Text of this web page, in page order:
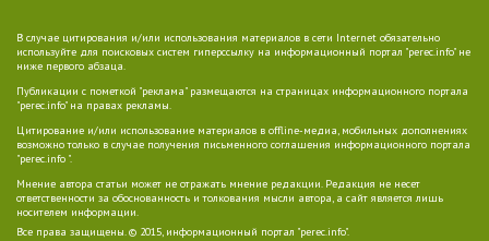
В случае цитирования и/или использования материалов в сети Internet обязательно
используйте для поисковых систем гиперссылку на информационный портал "perec.info" не
ниже первого абзаца.
Публикации с пометкой "реклама" размещаются на страницах информационного портала
"perec.info" на правах рекламы.
Цитирование и/или использование материалов в offline-медиа, мобильных дополнениях
возможно только в случае получения письменного соглашения информационного портала
"perec.info ".
Мнение автора статьи может не отражать мнение редакции. Редакция не несет
ответственности за обоснованность и толкования мысли автора, а сайт является лишь
носителем информации.
Все права защищены. © 2015, информационный портал "perec.info".